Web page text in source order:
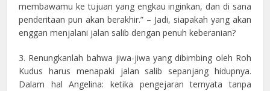
membawamu ke tujuan yang engkau inginkan, dan di sana
penderitaan pun akan berakhir.” – Jadi, siapakah yang akan
enggan menjalani jalan salib dengan penuh keberanian?
3. Renungkanlah bahwa jiwa-jiwa yang dibimbing oleh Roh
Kudus harus menapaki jalan salib sepanjang hidupnya.
Dalam hal Angelina: ketika pengejaran ternyata tanpa